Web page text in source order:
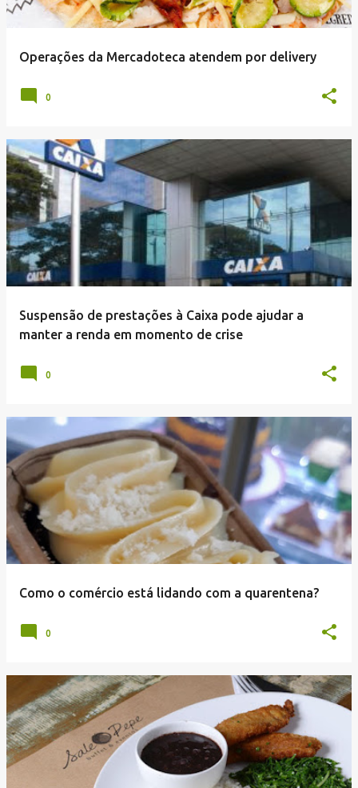
Operações da Mercadoteca atendem por delivery
0
Suspensão de prestações à Caixa pode ajudar a
manter a renda em momento de crise
0
Como o comércio está lidando com a quarentena?
0